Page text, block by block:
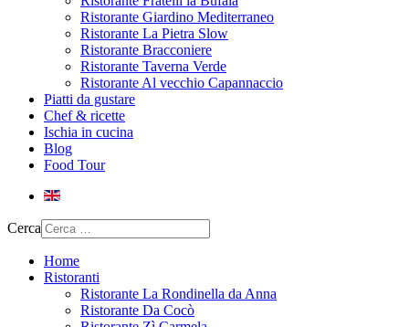
Ristorante Giardino Mediterraneo
Ristorante La Pietra Slow
Ristorante Bracconiere
Ristorante Taverna Verde
Ristorante Al vecchio Capannaccio
Piatti da gustare
Chef & ricette
Ischia in cucina
Blog
Food Tour
Cerca
Home
Ristoranti
Ristorante La Rondinella da Anna
Ristorante Da Cocò